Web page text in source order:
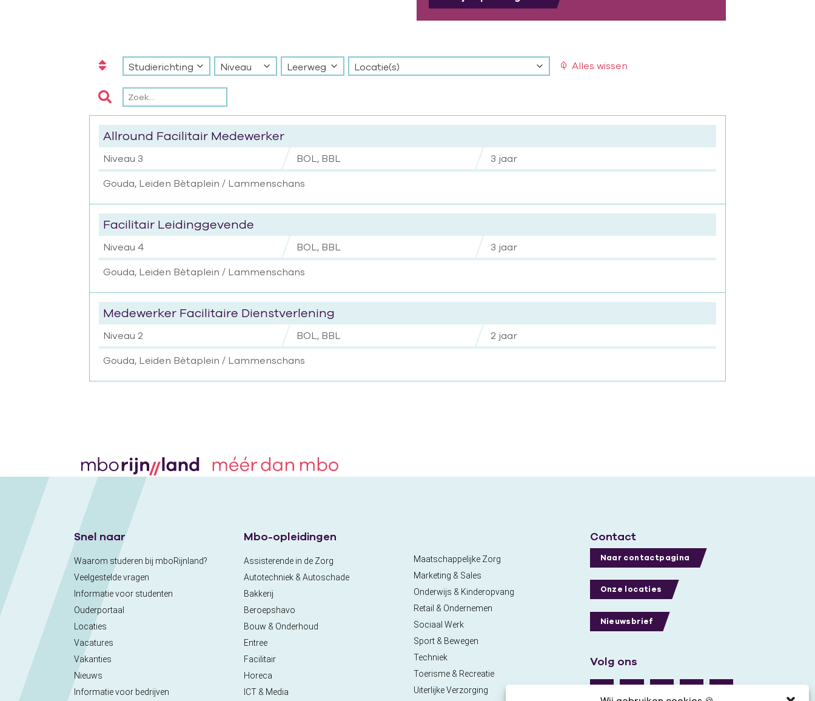
Studierichting Niveau Leerweg Locatie(s) Alles wissen
Allround Facilitair Medewerker
Niveau 3 BOL, BBL 3 jaar
Gouda, Leiden Bètaplein / Lammenschans
Facilitair Leidinggevende
Niveau 4 BOL, BBL 3 jaar
Gouda, Leiden Bètaplein / Lammenschans
Medewerker Facilitaire Dienstverlening
Niveau 2 BOL, BBL 2 jaar
Gouda, Leiden Bètaplein / Lammenschans
Snel naar
Waarom studeren bij mboRijnland?
Veelgestelde vragen
Informatie voor studenten
Ouderportaal
Locaties
Vacatures
Vakanties
Nieuws
Informatie voor bedrijven
Mbo-opleidingen
Assisterende in de Zorg
Autotechniek & Autoschade
Bakkerij
Beroepshavo
Bouw & Onderhoud
Entree
Facilitair
Horeca
ICT & Media
Maatschappelijke Zorg
Marketing & Sales
Onderwijs & Kinderopvang
Retail & Ondernemen
Sociaal Werk
Sport & Bewegen
Techniek
Toerisme & Recreatie
Uiterlijke Verzorging
Contact
Naar contactpagina
Onze locaties
Nieuwsbrief
Volg ons